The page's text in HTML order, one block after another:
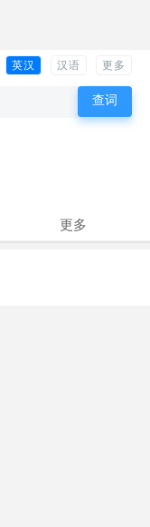
英汉 汉语 更多
更多